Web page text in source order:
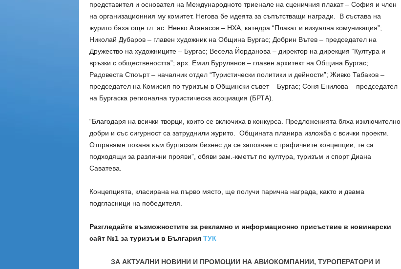
представител и основател на Международното триенале на сценичния плакат – София и член
на организационния му комитет. Негова бе идеята за съпътстващи награди. В състава на
журито бяха още гл. ас. Ненко Атанасов – НХА, катедра “Плакат и визуална комуникация”;
Николай Дубаров – главен художник на Община Бургас; Добрин Вътев – председател на
Дружество на художниците – Бургас; Весела Йорданова – директор на дирекция “Култура и
връзки с обществеността”; арх. Емил Бурулянов – главен архитект на Община Бургас;
Радовеста Стюърт – началник отдел “Туристически политики и дейности”; Живко Табаков –
председател на Комисия по туризъм в Общински съвет – Бургас; Соня Енилова – председател
на Бургаска регионална туристическа асоциация (БРТА).
“Благодаря на всички творци, които се включиха в конкурса. Предложенията бяха изключително
добри и със сигурност са затруднили журито. Общината планира изложба с всички проекти.
Отправяме покана към бургаския бизнес да се запознае с графичните концепции, те са
подходящи за различни прояви”, обяви зам.-кметът по култура, туризъм и спорт Диана
Саватева.
Концепцията, класирана на първо място, ще получи парична награда, както и двама
подгласници на победителя.
Разгледайте възможностите за рекламно и информационно присъствие в новинарски
сайт №1 за туризъм в България ТУК
ЗА АКТУАЛНИ НОВИНИ И ПРОМОЦИИ НА АВИОКОМПАНИИ, ТУРОПЕРАТОРИ И